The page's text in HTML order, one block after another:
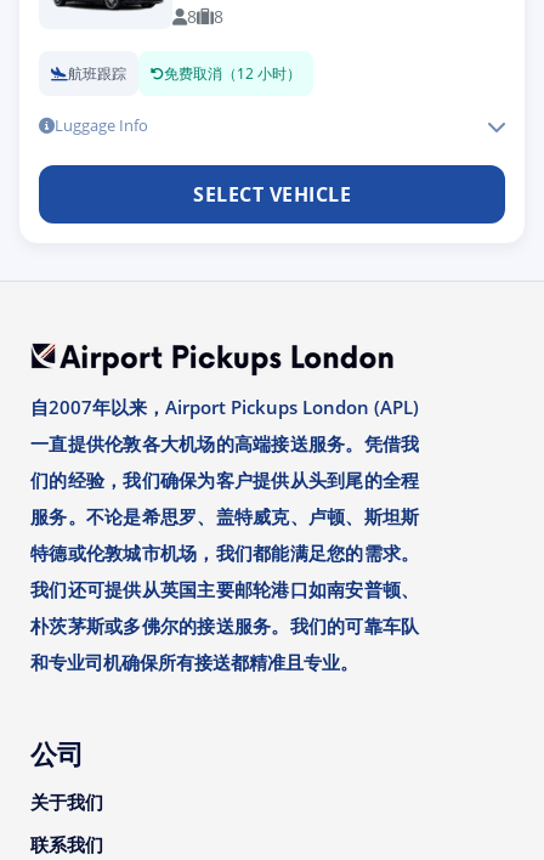
8 8
航班跟踪 免费取消（12 小时）
Luggage Info
SELECT VEHICLE
自2007年以来，Airport Pickups London (APL)
一直提供伦敦各大机场的高端接送服务。凭借我
们的经验，我们确保为客户提供从头到尾的全程
服务。不论是希思罗、盖特威克、卢顿、斯坦斯
特德或伦敦城市机场，我们都能满足您的需求。
我们还可提供从英国主要邮轮港口如南安普顿、
朴茨茅斯或多佛尔的接送服务。我们的可靠车队
和专业司机确保所有接送都精准且专业。
公司
关于我们
联系我们